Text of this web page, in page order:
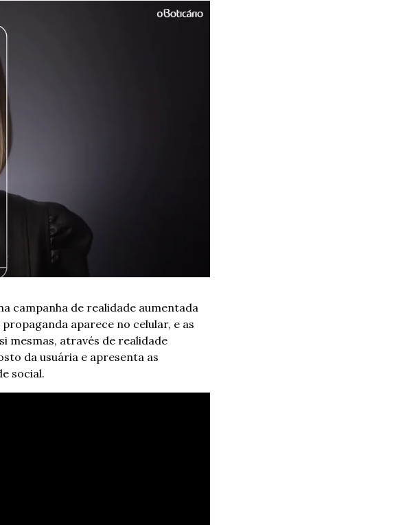
campanha de realidade aumentada
aparece no celular, e as
mesmas, através de realidade
da usuária e apresenta as
social.